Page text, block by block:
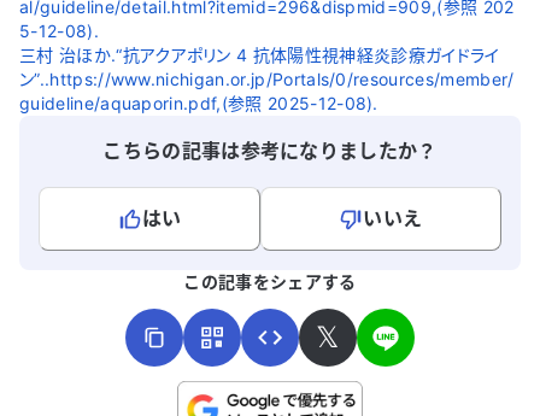
al/guideline/detail.html?itemid=296&dispmid=909,(参照 202
5-12-08).
三村 治ほか.“抗アクアポリン 4 抗体陽性視神経炎診療ガイドライ
ン”..https://www.nichigan.or.jp/Portals/0/resources/member/
guideline/aquaporin.pdf,(参照 2025-12-08).
こちらの記事は参考になりましたか？
はい
いいえ
この記事をシェアする
𝕏